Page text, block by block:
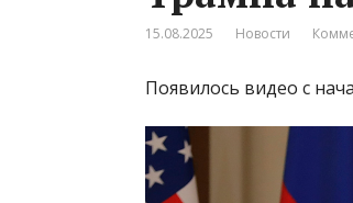
15.08.2025 Новости
Появилось видео с